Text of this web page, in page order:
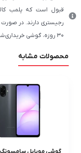
قبول است که پلمب
رجیستری دارند. در
۳۰ روزه، گوشی خریداری‌شده را مرجوع کنید.
محصولات مشابه
گوشی موبایل